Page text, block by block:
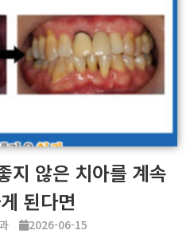
지 않은 치아를 계속
된다면
2026-06-15